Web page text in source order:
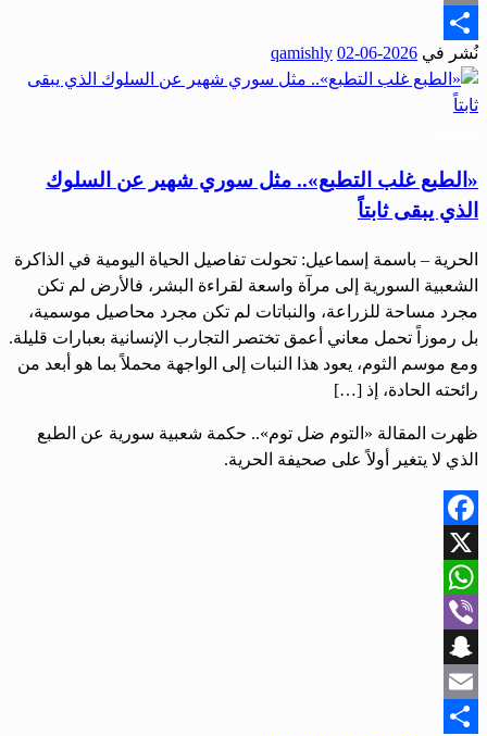
Email
Share
نُشر في 2026-06-02
qamishly
«الطبع غلب التطبع».. مثل سوري شهير عن السلوك
الذي يبقى ثابتاً
الحرية – باسمة إسماعيل: تحولت تفاصيل الحياة اليومية في الذاكرة
الشعبية السورية إلى مرآة واسعة لقراءة البشر، فالأرض لم تكن
مجرد مساحة للزراعة، والنباتات لم تكن مجرد محاصيل موسمية،
بل رموزاً تحمل معاني أعمق تختصر التجارب الإنسانية بعبارات قليلة.
ومع موسم الثوم، يعود هذا النبات إلى الواجهة محملاً بما هو أبعد من
رائحته الحادة، إذ […]
ظهرت المقالة «التوم ضل توم».. حكمة شعبية سورية عن الطبع
الذي لا يتغير أولاً على صحيفة الحرية.
Facebook
X
WhatsApp
Viber
Snapchat
Email